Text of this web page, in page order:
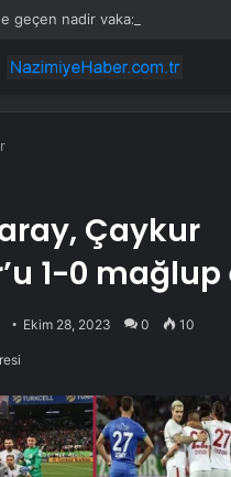
Çaykur
1-0
Ekim 28, 2023 0 10